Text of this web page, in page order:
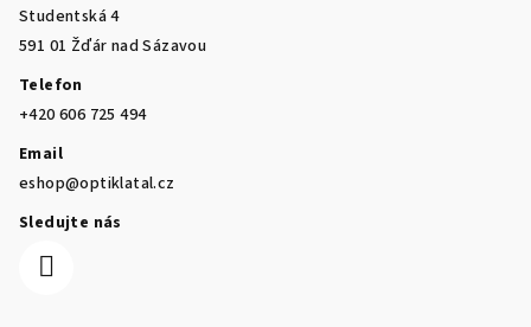
Studentská 4
591 01 Žďár nad Sázavou
Telefon
+420 606 725 494
Email
eshop@optiklatal.cz
Sledujte nás